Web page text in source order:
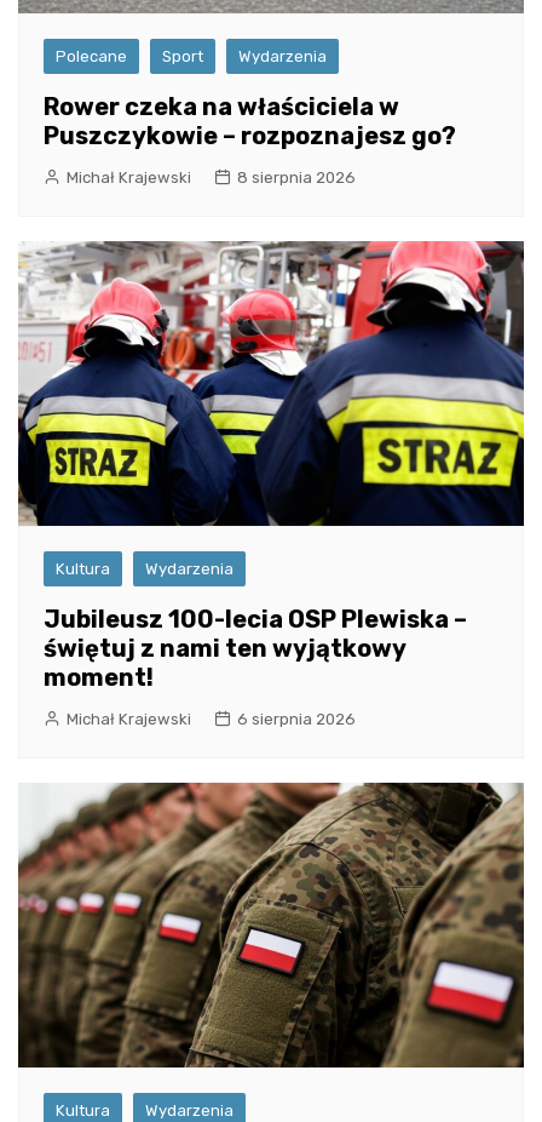
Polecane Sport Wydarzenia
Rower czeka na właściciela w
Puszczykowie – rozpoznajesz go?
Michał Krajewski 8 sierpnia 2026
Kultura Wydarzenia
Jubileusz 100-lecia OSP Plewiska –
świętuj z nami ten wyjątkowy
moment!
Michał Krajewski 6 sierpnia 2026
Kultura Wydarzenia